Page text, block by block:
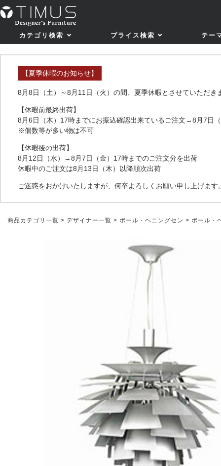
カテゴリ検索 プライス検索 テー
【夏季休暇のお知らせ】
8月8日（土）～8月11日（火）の間、夏季休暇とさせていただき
【休暇前最終出荷】
8月6日（木）17時までにお振込確認出来ているご注文→8月7日
※個数等が多い物は不可
【休暇後の出荷】
8月12日（水）→8月7日（金）17時までのご注文分を出荷
休暇中のご注文は8月13日（木）以降順次出荷
ご迷惑をおかけいたしますが、何卒よろしくお願い申し上げます
商品カテゴリ一覧 > デザイナー一覧 > ポール・ヘニングセン > ポール・